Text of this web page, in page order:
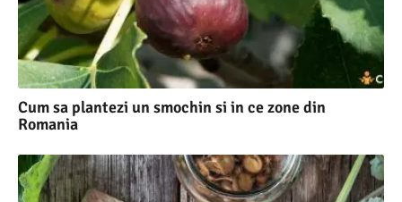
Cum sa plantezi un smochin si in ce zone din
Romania